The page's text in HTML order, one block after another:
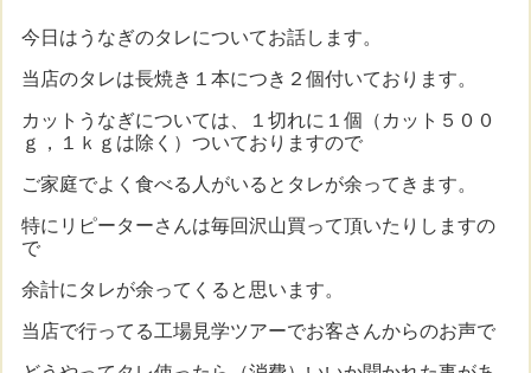
今日はうなぎのタレについてお話します。
当店のタレは長焼き１本につき２個付いております。
カットうなぎについては、１切れに１個（カット５００
ｇ，１ｋｇは除く）ついておりますので
ご家庭でよく食べる人がいるとタレが余ってきます。
特にリピーターさんは毎回沢山買って頂いたりしますの
で
余計にタレが余ってくると思います。
当店で行ってる工場見学ツアーでお客さんからのお声で